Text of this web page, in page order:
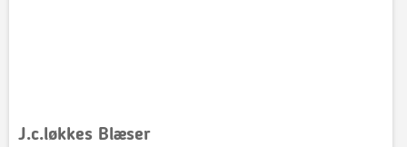
J.c.løkkes Blæser